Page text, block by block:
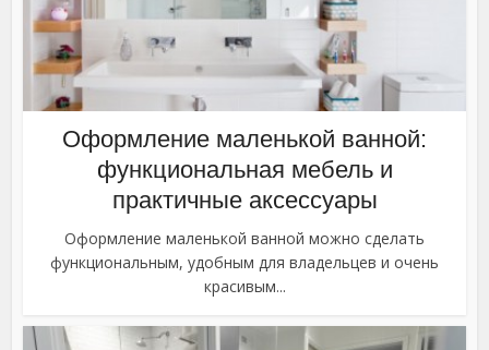
Оформление маленькой ванной:
функциональная мебель и
практичные аксессуары
Оформление маленькой ванной можно сделать
функциональным, удобным для владельцев и очень
красивым...